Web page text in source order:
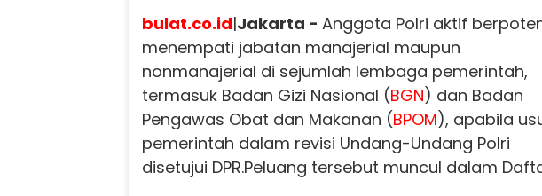
bulat.co.id|Jakarta - Anggota Polri aktif
menempati jabatan manajerial maupun
nonmanajerial di sejumlah lembaga pemerintah,
termasuk Badan Gizi Nasional (BGN) dan Badan
Pengawas Obat dan Makanan (BPOM), apabila
pemerintah dalam revisi Undang-Undang Polri
disetujui DPR.Peluang tersebut muncul dalam